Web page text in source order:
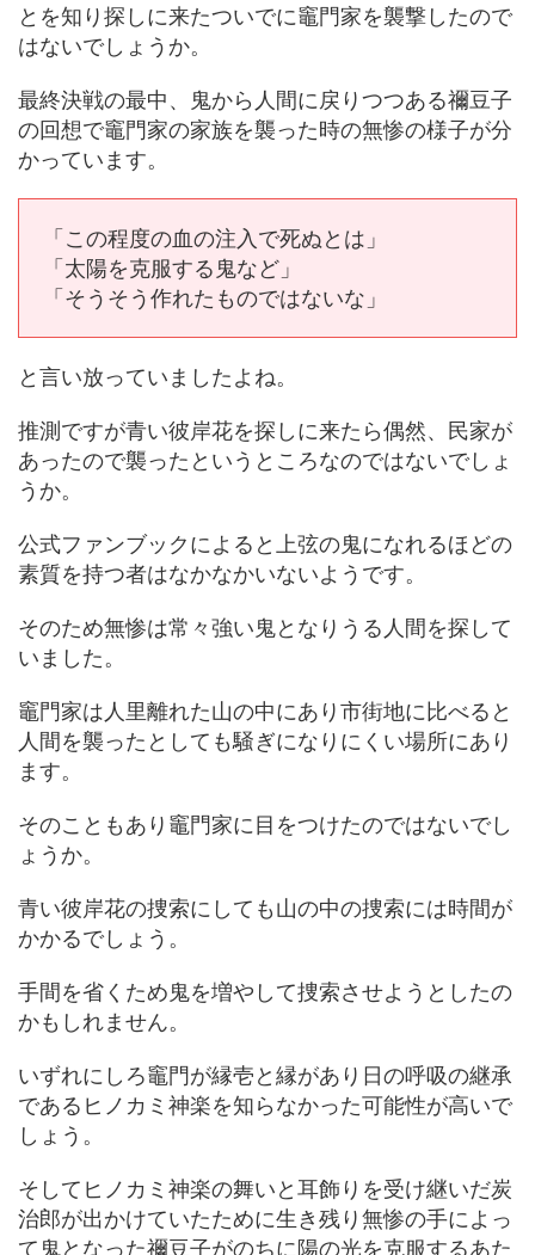
とを知り探しに来たついでに竈門家を襲撃したので
はないでしょうか。
最終決戦の最中、鬼から人間に戻りつつある禰豆子
の回想で竈門家の家族を襲った時の無惨の様子が分
かっています。
「この程度の血の注入で死ぬとは」
「太陽を克服する鬼など」
「そうそう作れたものではないな」
と言い放っていましたよね。
推測ですが青い彼岸花を探しに来たら偶然、民家が
あったので襲ったというところなのではないでしょ
うか。
公式ファンブックによると上弦の鬼になれるほどの
素質を持つ者はなかなかいないようです。
そのため無惨は常々強い鬼となりうる人間を探して
いました。
竈門家は人里離れた山の中にあり市街地に比べると
人間を襲ったとしても騒ぎになりにくい場所にあり
ます。
そのこともあり竈門家に目をつけたのではないでし
ょうか。
青い彼岸花の捜索にしても山の中の捜索には時間が
かかるでしょう。
手間を省くため鬼を増やして捜索させようとしたの
かもしれません。
いずれにしろ竈門が縁壱と縁があり日の呼吸の継承
であるヒノカミ神楽を知らなかった可能性が高いで
しょう。
そしてヒノカミ神楽の舞いと耳飾りを受け継いだ炭
治郎が出かけていたために生き残り無惨の手によっ
て鬼となった禰豆子がのちに陽の光を克服するあた